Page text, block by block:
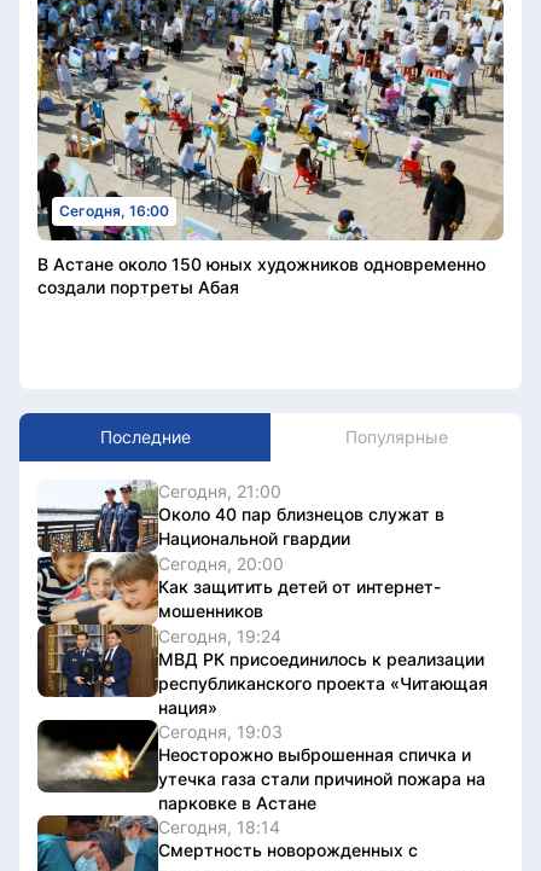
Сегодня, 16:00
В Астане около 150 юных художников одновременно
создали портреты Абая
Последние Популярные
Сегодня, 21:00
Около 40 пар близнецов служат в
Национальной гвардии
Сегодня, 20:00
Как защитить детей от интернет-
мошенников
Сегодня, 19:24
МВД РК присоединилось к реализации
республиканского проекта «Читающая
нация»
Сегодня, 19:03
Неосторожно выброшенная спичка и
утечка газа стали причиной пожара на
парковке в Астане
Сегодня, 18:14
Смертность новорожденных с